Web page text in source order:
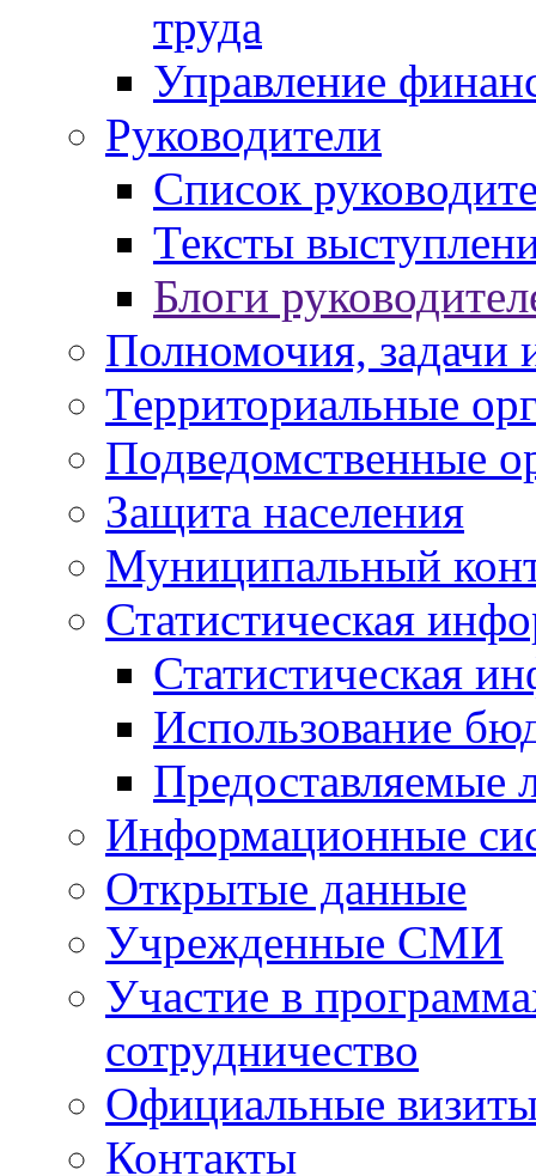
труда
Управление
Руководители
Список
Тексты
Блоги
Полномочия, задачи
Территориальные
Подведомственные
Защита населения
Муниципальный
Статистическая
Статистическая
Использование
Предоставляемые
Информационные
Открытые данные
Учрежденные СМИ
Участие в
сотрудничество
Официальные
Контакты